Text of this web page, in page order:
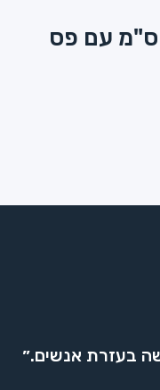
מעטפות חומות 10/15 ס"מ עם פס
בעזרת אנשים.״